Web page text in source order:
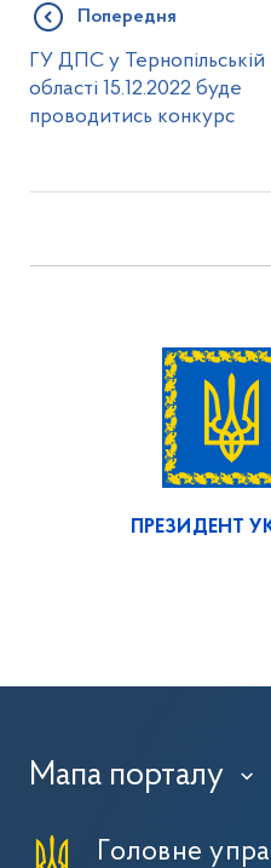
Попередня
ГУ ДПС у Тернопільській
області 15.12.2022 буде
проводитись конкурс
ПРЕЗИДЕНТ
Мапа порталу ›
Головне